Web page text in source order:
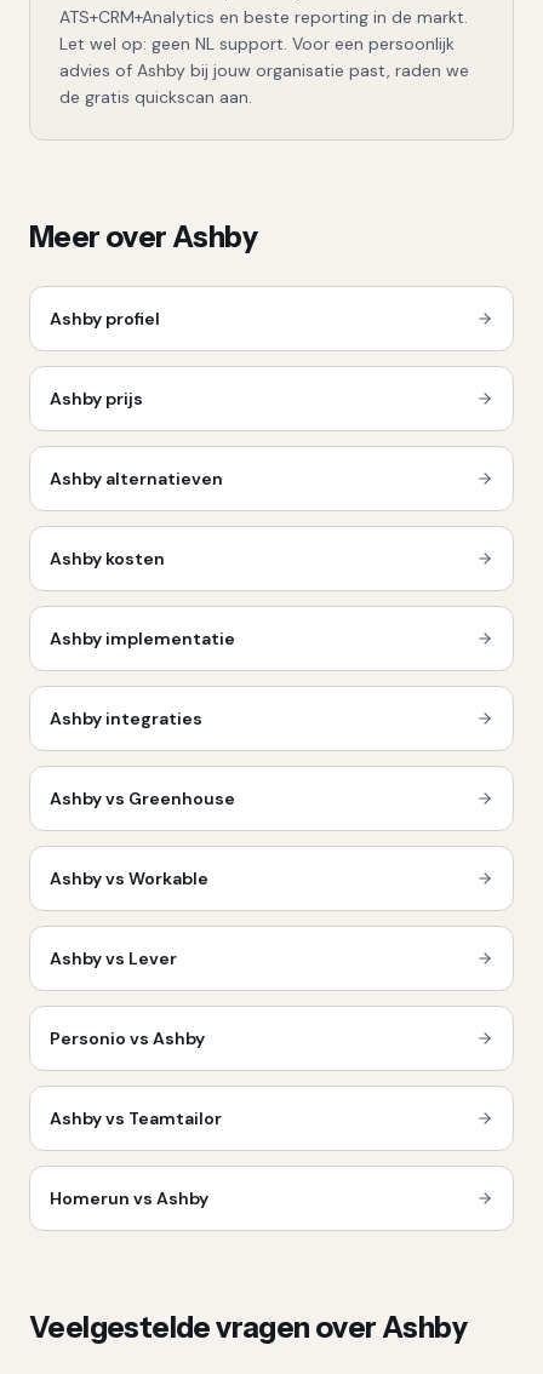
ATS+CRM+Analytics en beste reporting in de markt.
Let wel op: geen NL support. Voor een persoonlijk
advies of Ashby bij jouw organisatie past, raden we
de gratis quickscan aan.
Meer over Ashby
Ashby profiel
Ashby prijs
Ashby alternatieven
Ashby kosten
Ashby implementatie
Ashby integraties
Ashby vs Greenhouse
Ashby vs Workable
Ashby vs Lever
Personio vs Ashby
Ashby vs Teamtailor
Homerun vs Ashby
Veelgestelde vragen over Ashby